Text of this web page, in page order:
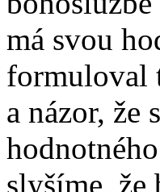
má svou
formuloval
a názor, že
slyšíme,